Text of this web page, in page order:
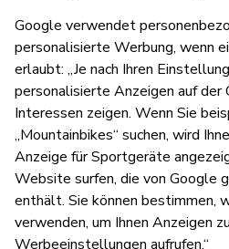
Google verwendet
personalisierte Werbung, wenn
erlaubt: „Je nach Ihren
personalisierte Anzeigen auf der
Interessen zeigen. Wenn Sie
„Mountainbikes“ suchen, wird
Anzeige für Sportgeräte
Website surfen, die von Google
enthält. Sie können bestimmen,
verwenden, um Ihnen Anzeigen
Werbeeinstellungen aufrufen.“